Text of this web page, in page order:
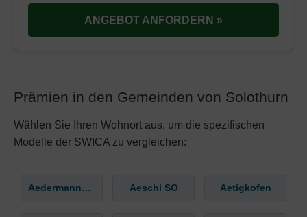
ANGEBOT ANFORDERN »
Prämien in den Gemeinden von Solothurn
Wählen Sie Ihren Wohnort aus, um die spezifischen
Modelle der SWICA zu vergleichen:
Aedermannsdorf Aeschi SO Aetigkofen